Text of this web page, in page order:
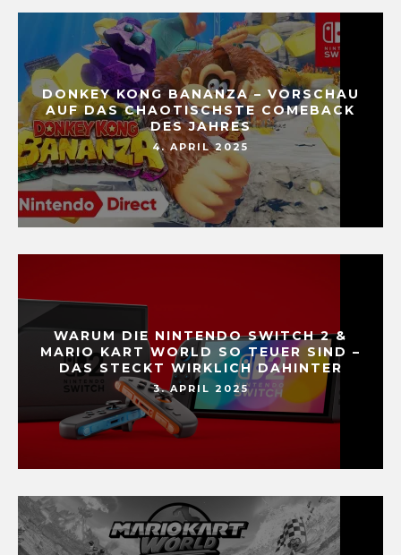
DONKEY KONG BANANZA – VORSCHAU
AUF DAS CHAOTISCHSTE COMEBACK
DES JAHRES
4. APRIL 2025
WARUM DIE NINTENDO SWITCH 2 &
MARIO KART WORLD SO TEUER SIND –
DAS STECKT WIRKLICH DAHINTER
3. APRIL 2025